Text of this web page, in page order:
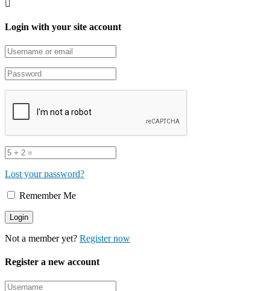
Login with your site account
Lost your password?
Remember Me
Not a member yet? Register now
Register a new account